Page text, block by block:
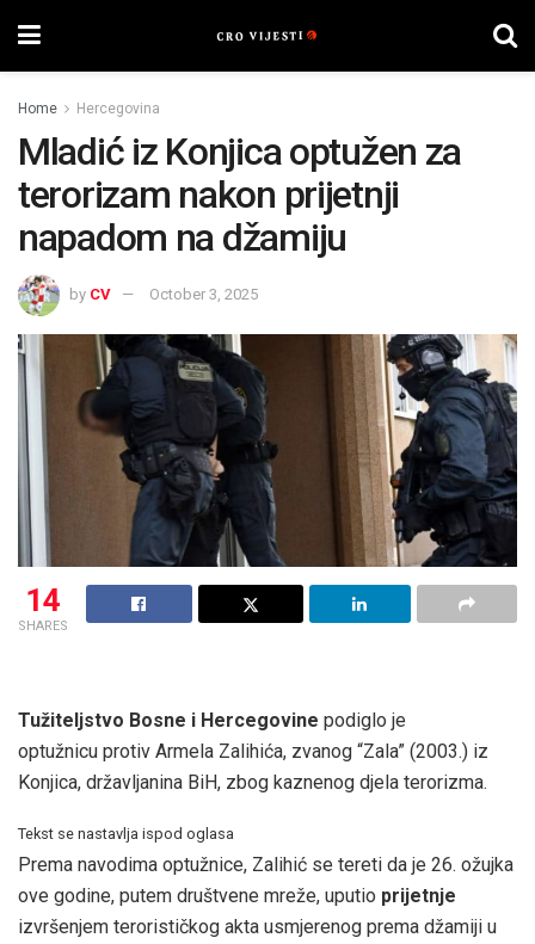
Home Hercegovina
Mladić iz Konjica optužen za
terorizam nakon prijetnji
napadom na džamiju
by CV October 3, 2025
14
SHARES
Tužiteljstvo Bosne i Hercegovine podiglo je
optužnicu protiv Armela Zalihića, zvanog “Zala” (2003.) iz
Konjica, državljanina BiH, zbog kaznenog djela terorizma.
Tekst se nastavlja ispod oglasa
Prema navodima optužnice, Zalihić se tereti da je 26. ožujka
ove godine, putem društvene mreže, uputio prijetnje
izvršenjem terorističkog akta usmjerenog prema džamiji u